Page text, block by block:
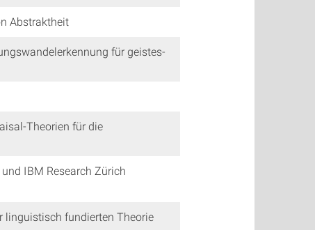
Abstraktheit
für geistes-
Theorien für die
IBM Research Zürich
linguistisch fundierten Theorie